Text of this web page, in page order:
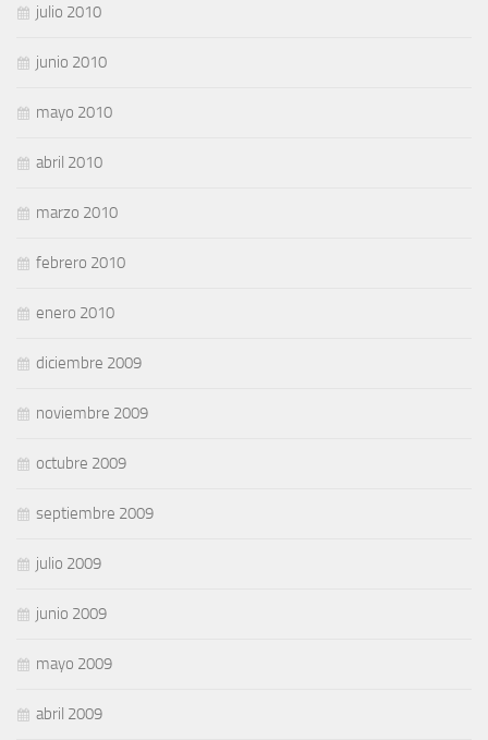
julio 2010
junio 2010
mayo 2010
abril 2010
marzo 2010
febrero 2010
enero 2010
diciembre 2009
noviembre 2009
octubre 2009
septiembre 2009
julio 2009
junio 2009
mayo 2009
abril 2009